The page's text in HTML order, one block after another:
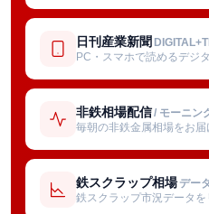
日刊産業新聞
PC・スマホで読めるデジ
非鉄相場配信/ モーニン
毎朝の非鉄金属相場をお届
鉄スクラップ相場 デー
鉄スクラップ市況データ